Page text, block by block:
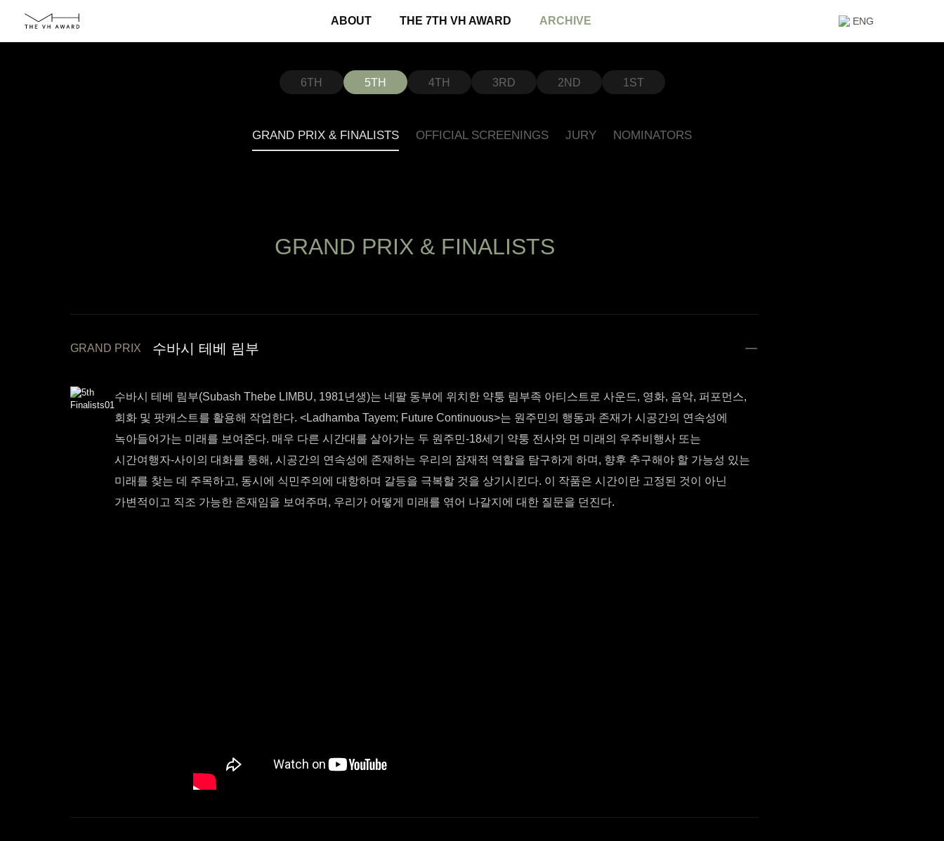
ABOUT THE 7TH VH AWARD ARCHIVE ENG
6TH 5TH 4TH 3RD 2ND 1ST
GRAND PRIX & FINALISTS OFFICIAL SCREENINGS JURY NOMINATORS
GRAND PRIX & FINALISTS
GRAND PRIX 수바시 테베 림부
수바시 테베 림부(Subash Thebe LIMBU, 1981년생)는 네팔 동부에 위치한 약퉁 림부족 아티스트로 사운드, 영화, 음악, 퍼포먼스,
회화 및 팟캐스트를 활용해 작업한다. <Ladhamba Tayem; Future Continuous>는 원주민의 행동과 존재가 시공간의 연속성에
녹아들어가는 미래를 보여준다. 매우 다른 시간대를 살아가는 두 원주민-18세기 약퉁 전사와 먼 미래의 우주비행사 또는
시간여행자-사이의 대화를 통해, 시공간의 연속성에 존재하는 우리의 잠재적 역할을 탐구하게 하며, 향후 추구해야 할 가능성 있는
미래를 찾는 데 주목하고, 동시에 식민주의에 대항하며 갈등을 극복할 것을 상기시킨다. 이 작품은 시간이란 고정된 것이 아닌
가변적이고 직조 가능한 존재임을 보여주며, 우리가 어떻게 미래를 엮어 나갈지에 대한 질문을 던진다.